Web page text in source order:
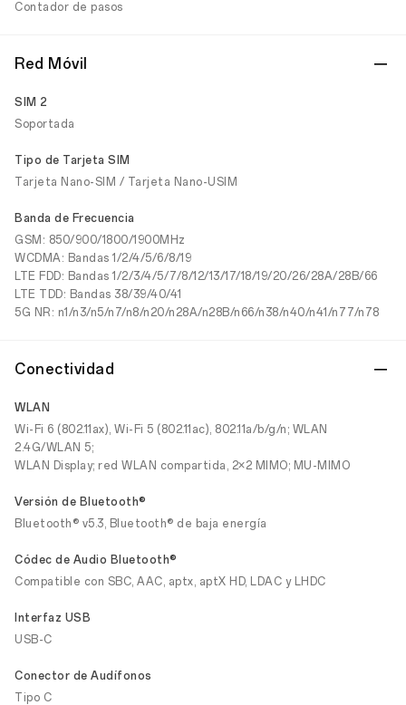
Contador de pasos
Red Móvil
SIM 2
Soportada
Tipo de Tarjeta SIM
Tarjeta Nano-SIM / Tarjeta Nano-USIM
Banda de Frecuencia
GSM: 850/900/1800/1900MHz
WCDMA: Bandas 1/2/4/5/6/8/19
LTE FDD: Bandas 1/2/3/4/5/7/8/12/13/17/18/19/20/26/28A/28B/66
LTE TDD: Bandas 38/39/40/41
5G NR: n1/n3/n5/n7/n8/n20/n28A/n28B/n66/n38/n40/n41/n77/n78
Conectividad
WLAN
Wi-Fi 6 (802.11ax), Wi-Fi 5 (802.11ac), 802.11a/b/g/n; WLAN
2.4G/WLAN 5;
WLAN Display; red WLAN compartida, 2×2 MIMO; MU-MIMO
Versión de Bluetooth®
Bluetooth® v5.3, Bluetooth® de baja energía
Códec de Audio Bluetooth®
Compatible con SBC, AAC, aptx, aptX HD, LDAC y LHDC
Interfaz USB
USB-C
Conector de Audífonos
Tipo C